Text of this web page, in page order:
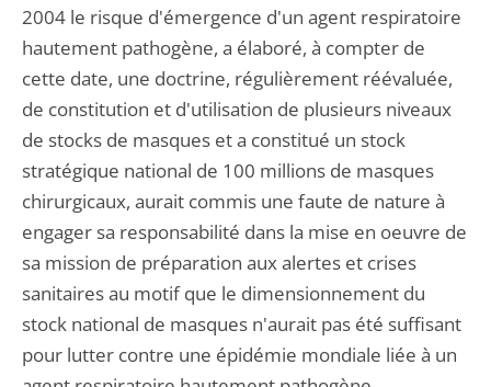
2004 le risque d'émergence d'un agent respiratoire
hautement pathogène, a élaboré, à compter de
cette date, une doctrine, régulièrement réévaluée,
de constitution et d'utilisation de plusieurs niveaux
de stocks de masques et a constitué un stock
stratégique national de 100 millions de masques
chirurgicaux, aurait commis une faute de nature à
engager sa responsabilité dans la mise en oeuvre de
sa mission de préparation aux alertes et crises
sanitaires au motif que le dimensionnement du
stock national de masques n'aurait pas été suffisant
pour lutter contre une épidémie mondiale liée à un